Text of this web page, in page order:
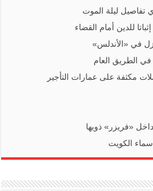
ليلة الموت
للدين أمام القضاء
في «الأندلس»
الطريق العام
مكثفة على عمارات التأجير
«فريزر» ذويها
الكويت